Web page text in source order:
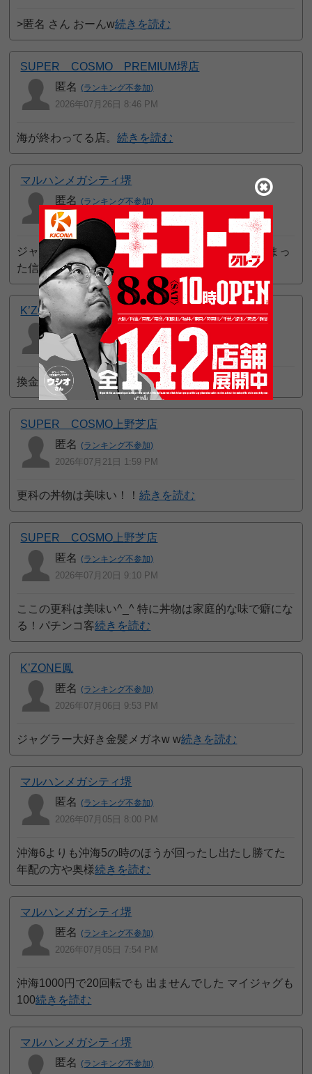
>匿名 さん おーんw続きを読む
SUPER COSMO PREMIUM堺店
匿名 (ランキング不参加)
2026年07月26日 8:46 PM
海が終わってる店。続きを読む
マルハンメガシティ堺
匿名 (ランキング不参加)
2026年07月26日 12:22 PM
ジャンバリ.TV関連のイベント期間中に回収してしまっ
た信用が全くない続きを読む
K’ZONE鳳
等価交換 (ランキング不参加)
2026年07月24日 8:39 AM
換金率悪すぎる続きを読む
SUPER COSMO上野芝店
匿名 (ランキング不参加)
2026年07月21日 1:59 PM
更科の丼物は美味い！！続きを読む
SUPER COSMO上野芝店
匿名 (ランキング不参加)
2026年07月20日 9:10 PM
ここの更科は美味い^_^ 特に丼物は家庭的な味で癖にな
る！パチンコ客続きを読む
K’ZONE鳳
匿名 (ランキング不参加)
2026年07月06日 9:53 PM
ジャグラー大好き金髪メガネw w続きを読む
マルハンメガシティ堺
匿名 (ランキング不参加)
2026年07月05日 8:00 PM
沖海6よりも沖海5の時のほうが回ったし出たし勝てた
年配の方や奥様続きを読む
マルハンメガシティ堺
匿名 (ランキング不参加)
2026年07月05日 7:54 PM
沖海1000円で20回転でも 出ませんでした マイジャグも
100続きを読む
マルハンメガシティ堺
匿名 (ランキング不参加)